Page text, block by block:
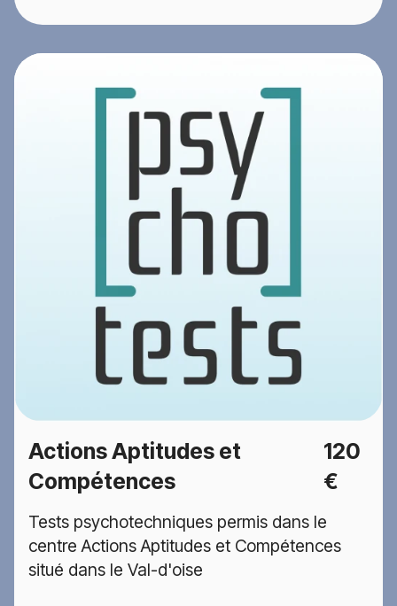
Actions Aptitudes et
Compétences
120
€
Tests psychotechniques permis dans le
centre Actions Aptitudes et Compétences
situé dans le Val-d'oise